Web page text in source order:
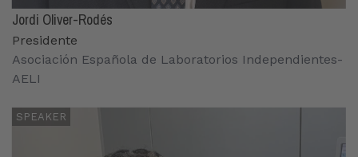
Jordi Oliver-Rodés
Presidente
Asociación Española de Laboratorios Independientes-
AELI
SPEAKER